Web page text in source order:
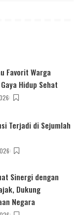
Favorit Warga
Hidup Sehat
Terjadi di Sejumlah
Sinergi dengan
Dukung
Negara